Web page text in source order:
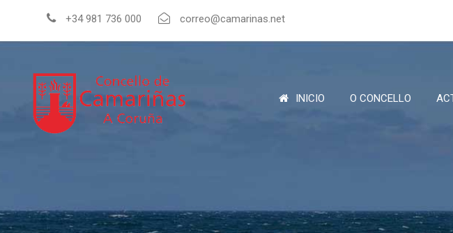
+34 981 736 000 correo@camarinas.net
INICIO O CONCELLO